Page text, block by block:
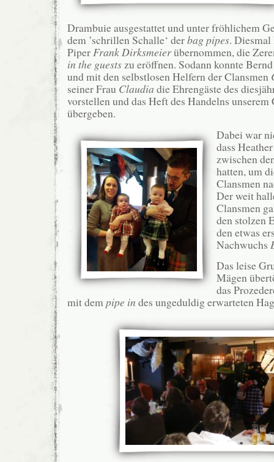
Drambuie ausgestattet und unter fröhlichem
dem ’schrillen Schalle‘ derbag pipes. Diesmal
PiperFrank Dirksmeierübernommen, die
in the guestszu eröffnen. Sodann konnte
und mit den selbstlosen Helfern der Clansmen
seiner Frau Claudia die Ehrengäste des
vorstellen und das Heft des Handelns
übergeben.
Dabei war
dass
zwischen
hatten, um
Clansmen
Der weit
Clansmen
den stolzen
den etwas
Nachwuchs
Das leise
Mägen
das
mit dempipe in des ungeduldig erwarteten